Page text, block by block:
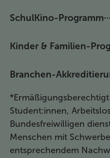
SchulKino-Programm
Kinder & Familien-
Branchen-
Student:innen,
Bundesfreiwilligen
Menschen mit
entsprechendem